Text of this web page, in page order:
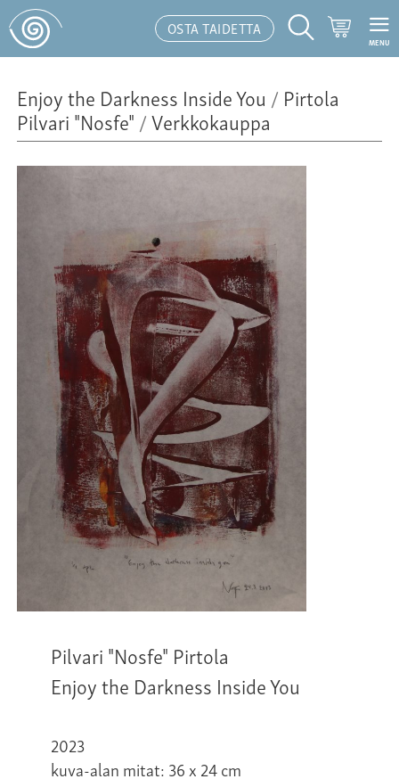
OSTA TAIDETTA
Hakutoiminto
MENU
Enjoy the Darkness Inside You / Pirtola
Pilvari "Nosfe"/Verkkokauppa
Pilvari "Nosfe" Pirtola
Enjoy the Darkness Inside You
2023
kuva-alan mitat: 36 x 24 cm